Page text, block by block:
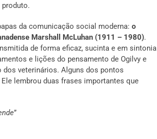
da comunicação social moderna: o
Marshall McLuhan (1911 – 1980).
de forma eficaz, sucinta e em sintonia
e lições do pensamento de Ogilvy e
dos veterinários. Alguns dos pontos
lembrou duas frases importantes que
”